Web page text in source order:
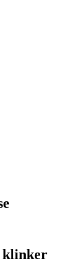
klinker